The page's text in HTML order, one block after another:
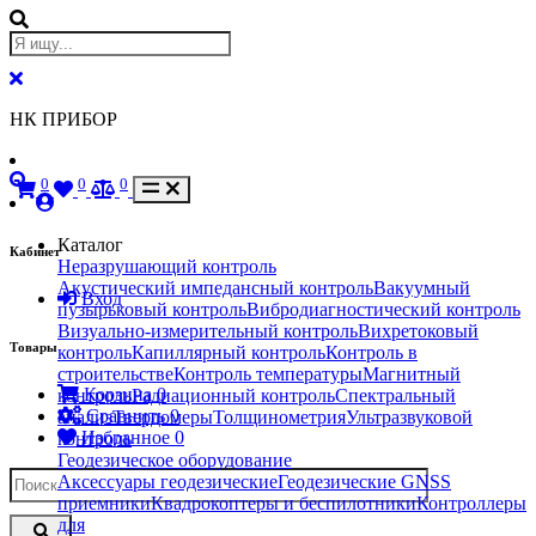
НК ПРИБОР
Кабинет
Вход
Товары
Корзина0
Сравнить0
Избранное 0
0 0 0
Каталог
Неразрушающий контроль
Акустический импедансный контрольВакуумный
пузырьковый контрольВибродиагностический контроль
Визуально-измерительный контрольВихретоковый
контрольКапиллярный контрольКонтроль в
строительствеКонтроль температурыМагнитный
контрольРадиационный контрольСпектральный
анализТвердомерыТолщинометрияУльтразвуковой
контроль
Геодезическое оборудование
Аксессуары геодезическиеГеодезические GNSS
приемникиКвадрокоптеры и беспилотникиКонтроллеры
для